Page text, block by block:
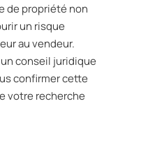
de propriété non
un risque
au vendeur.
conseil juridique
confirmer cette
votre recherche